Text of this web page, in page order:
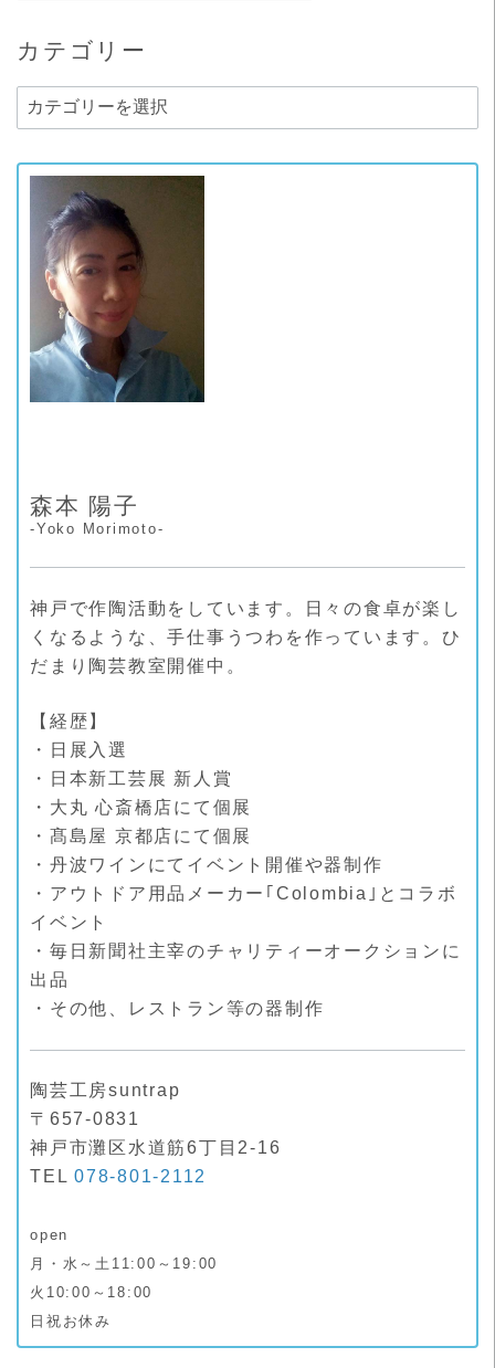
カテゴリー
カ
テ
森本 陽子
-Yoko Morimoto-
神戸で作陶活動をしています。日々の食卓が楽し
くなるような、手仕事うつわを作っています。ひ
だまり陶芸教室開催中。
【経歴】
・日展入選
・日本新工芸展 新人賞
・大丸 心斎橋店にて個展
・髙島屋 京都店にて個展
・丹波ワインにてイベント開催や器制作
・アウトドア用品メーカー｢Colombia｣とコラボ
イベント
・毎日新聞社主宰のチャリティーオークションに
出品
・その他、レストラン等の器制作
陶芸工房suntrap
〒657-0831
神戸市灘区水道筋6丁目2-16
TEL078-801-2112
open
月・水～土11:00～19:00
火10:00～18:00
日祝お休み